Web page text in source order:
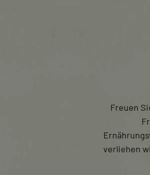
Freuen
verliehen